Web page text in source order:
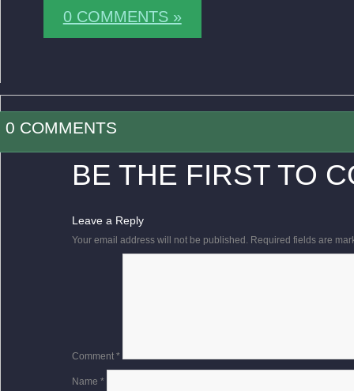
0 COMMENTS »
0 COMMENTS
BE THE FIRST TO
Leave a Reply
Your email address will not be published. Required fields are
Comment *
Name *